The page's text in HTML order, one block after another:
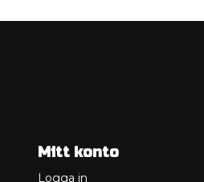
Mitt konto
Logga in